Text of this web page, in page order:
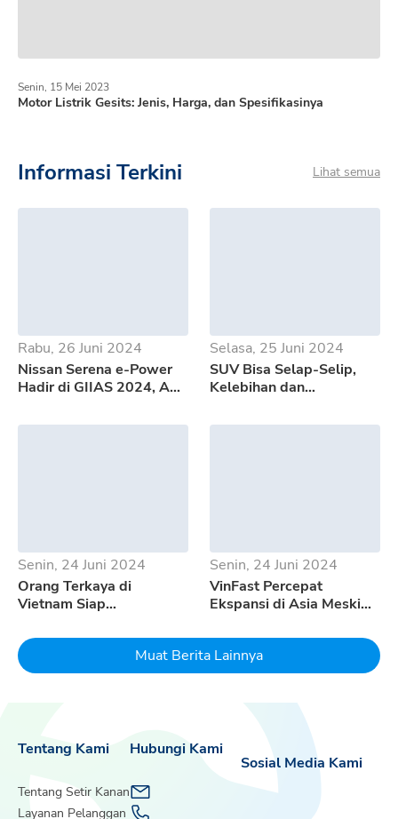
Motor Listrik Gesits: Jenis, Harga, dan Spesifikasinya
Senin, 15 Mei 2023
Informasi Terkini Lihat semua
Rabu, 26 Juni 2024
Nissan Serena e-Power
Hadir di GIIAS 2024, Apa
Selasa, 25 Juni 2024
SUV Bisa Selap-Selip,
Kelebihan dan
500
Senin, 24 Juni 2024
Orang Terkaya di
Vietnam Siap
Uangnya Untuk EV
Dream
Senin, 24 Juni 2024
VinFast Percepat
Ekspansi di Asia Meski
Melambat
Muat Berita Lainnya
Tentang Kami
Tentang Setir Kanan
Layanan Pelanggan
Sosial Media Kami
Hubungi Kami